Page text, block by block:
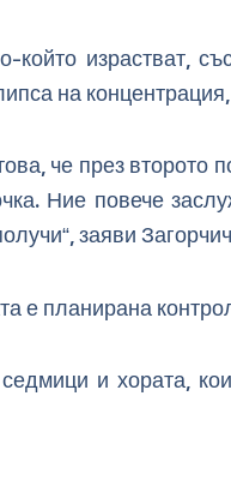
който израстват,
на
че през второто
Ние повече
заяви
е планирана
и хората,